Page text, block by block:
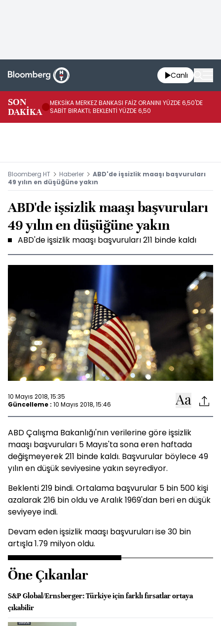
Canlı
SON
DAKİKA
MEKSİKA MERKEZ BANKASI FAİZ ORANINI YÜZDE 6,50'DE
SABİT BIRAKTI; BEKLENTİ YÜZDE 6,50
Bloomberg HT Haberler
ABD'de işsizlik maaşı başvuruları
49 yılın en düşüğüne yakın
ABD'de işsizlik maaşı başvuruları
49 yılın en düşüğüne yakın
ABD'de işsizlik maaşı başvuruları 211 binde kaldı
10 Mayıs 2018, 15:35
Güncelleme : 10 Mayıs 2018, 15:46
ABD Çalışma Bakanlığı'nın verilerine göre işsizlik
maaşı başvuruları 5 Mayıs'ta sona eren haftada
değişmeyerek 211 binde kaldı. Başvurular böylece 49
yılın en düşük seviyesine yakın seyrediyor.
Beklenti 219 bindi. Ortalama başvurular 5 bin 500 kişi
azalarak 216 bin oldu ve Aralık 1969'dan beri en düşük
seviyeye indi.
Devam eden işsizlik maaşı başvuruları ise 30 bin
artışla 1.79 milyon oldu.
Öne Çıkanlar
S&P Global/Ernsberger: Türkiye için farklı fırsatlar ortaya
çıkabilir